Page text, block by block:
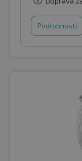
Podrobnosti